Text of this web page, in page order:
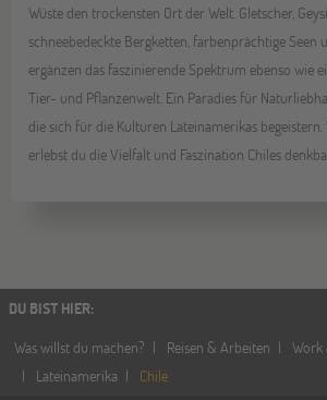
Wüste den trockensten Ort der Welt. Gletscher,
schneebedeckte Bergketten, farbenprächtige Seen
ergänzen das faszinierende Spektrum ebenso wie
Tier- und Pflanzenwelt. Ein Paradies für
die sich für die Kulturen Lateinamerikas begeistern.
erlebst du die Vielfalt und Faszination Chiles
DU BIST HIER:
Was willst du machen?
Reisen & Arbeiten
Work
Lateinamerika
Chile